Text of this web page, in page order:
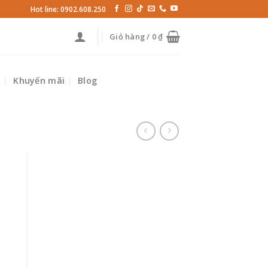
Hot line: 0902.608.250
Giỏ hàng / 0₫
Khuyến mãi Blog